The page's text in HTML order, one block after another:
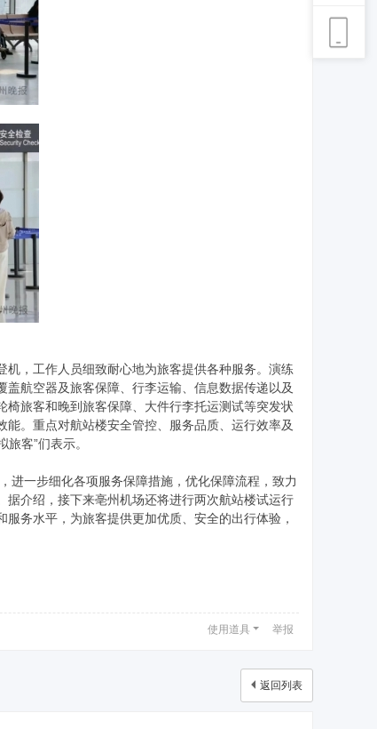
，工作人员细致耐心地为旅客提供各种服务。演练
航空器及旅客保障、行李运输、信息数据传递以及
旅客和晚到旅客保障、大件行李托运测试等突发状
。重点对航站楼安全管控、服务品质、运行效率及
客”们表示。
一步细化各项服务保障措施，优化保障流程，致力
介绍，接下来亳州机场还将进行两次航站楼试运行
务水平，为旅客提供更加优质、安全的出行体验，
使用道具 举报
返回列表